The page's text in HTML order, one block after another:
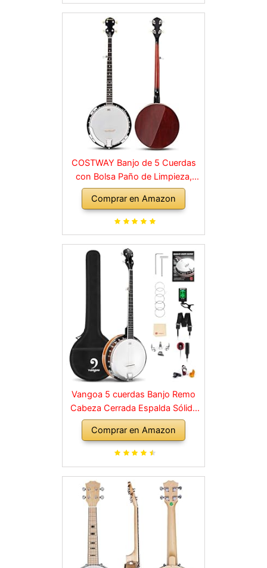
COSTWAY Banjo de 5 Cuerdas
con Bolsa Paño de Limpieza,
Sintonizador, Correa y 3 Púas
Comprar en Amazon
Vangoa 5 cuerdas Banjo Remo
Cabeza Cerrada Espalda Sólida
con kit de Principiante,
Sintonizador, Correa, Recogida,
Cuerdas, Selecciones y Bolsa
Comprar en Amazon